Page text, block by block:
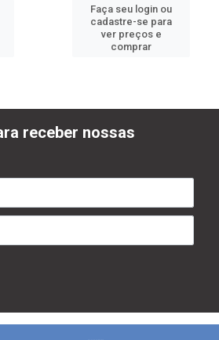
Faça seu login ou
cadastre-se para
ver preços e
comprar
receber nossas